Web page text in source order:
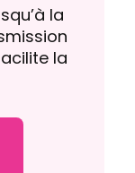
la
la